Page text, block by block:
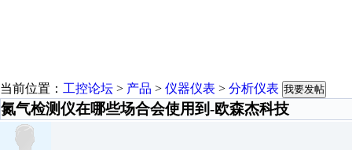
当前位置： 工控论坛 > 产品 > 仪器仪表 > 分析仪表 我要发帖
氮气检测仪在哪些场合会使用到-欧森杰科技